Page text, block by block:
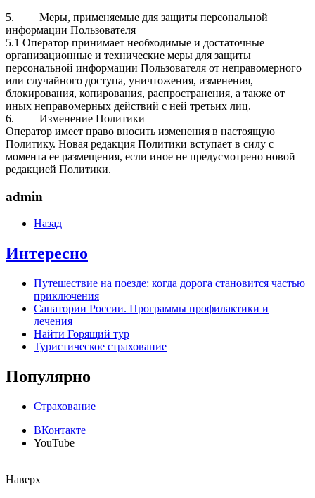
5. Меры, применяемые для защиты персональной
информации Пользователя
5.1 Оператор принимает необходимые и достаточные
организационные и технические меры для защиты
персональной информации Пользователя от неправомерного
или случайного доступа, уничтожения, изменения,
блокирования, копирования, распространения, а также от
иных неправомерных действий с ней третьих лиц.
6. Изменение Политики
Оператор имеет право вносить изменения в настоящую
Политику. Новая редакция Политики вступает в силу с
момента ее размещения, если иное не предусмотрено новой
редакцией Политики.
admin
Назад
Интересно
Путешествие на поезде: когда дорога становится частью
приключения
Санатории России. Программы профилактики и
лечения
Найти Горящий тур
Туристическое страхование
Популярно
Страхование
ВКонтакте
YouTube
Наверх